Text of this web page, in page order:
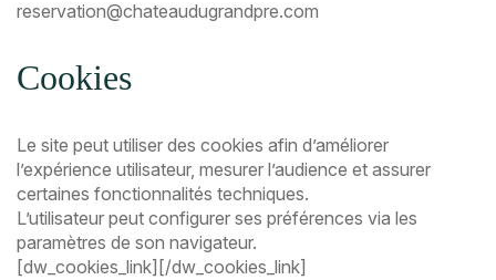
reservation@chateaudugrandpre.com
Cookies
Le site peut utiliser des cookies afin d’améliorer
l’expérience utilisateur, mesurer l’audience et assurer
certaines fonctionnalités techniques.
L’utilisateur peut configurer ses préférences via les
paramètres de son navigateur.
[dw_cookies_link][/dw_cookies_link]